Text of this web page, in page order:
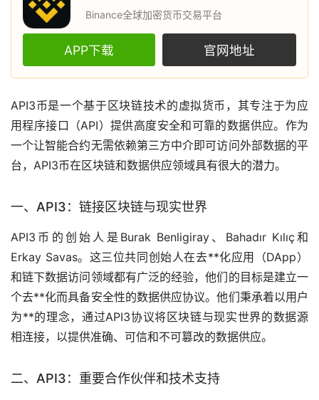
Binance全球加密货币交易平台
APP下载 官网地址
API3币是一个基于区块链技术的虚拟货币 ，其专注于为应
用程序接口（API）提供高度安全和可靠的数据供应。作为
一个让智能合约无需依赖第三方中介即可访问外部数据的平
台，API3币在区块链和数据供应领域具有很大的潜力。
一、API3：链接区块链与现实世界
API3币的创始人是Burak Benligiray、Bahadır Kılıç和
Erkay Savas。这三位共同创始人在去**化应用（DApp）
和链下数据访问领域都有广泛的经验，他们的目标是建立一
个去**化而具备安全性的数据供应协议。他们秉承着以用户
为**的理念，通过API3协议将区块链与现实世界的数据源
相连接，以提供准确、可信和不可篡改的数据供应。
二、API3：重要合作伙伴和技术支持